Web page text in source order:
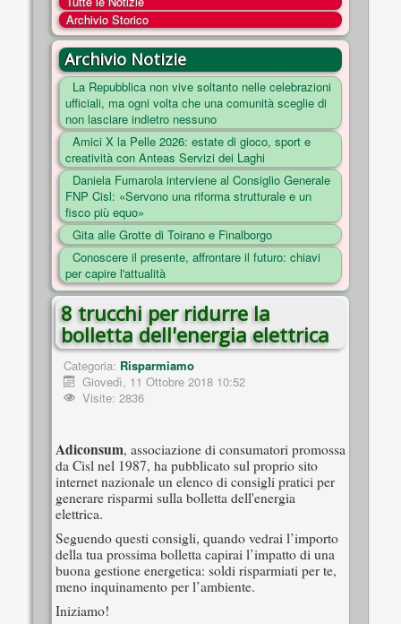
COSA FACCIAMO
ENTI
NOTIZIE
ESSENZIALI
MAPPA DEL SITO
CONVENZIONI
FOTO
SOCIAL
Archivio Storico
Archivio Notizie
La Repubblica non vive soltanto nelle celebrazioni
ufficiali, ma ogni volta che una comunità sceglie di
non lasciare indietro nessuno
Amici X la Pelle 2026: estate di gioco, sport e
creatività con Anteas Servizi dei Laghi
Daniela Fumarola interviene al Consiglio Generale
FNP Cisl: «Servono una riforma strutturale e un
fisco più equo»
Gita alle Grotte di Toirano e Finalborgo
Conoscere il presente, affrontare il futuro: chiavi
per capire l'attualità
8 trucchi per ridurre la
bolletta dell'energia elettrica
Categoria: Risparmiamo
Giovedì, 11 Ottobre 2018 10:52
Visite: 2836
Adiconsum, associazione di consumatori promossa
da Cisl nel 1987, ha pubblicato sul proprio sito
internet nazionale un elenco di consigli pratici per
generare risparmi sulla bolletta dell'energia
elettrica.
Seguendo questi consigli, quando vedrai l’importo
della tua prossima bolletta capirai l’impatto di una
buona gestione energetica: soldi risparmiati per te,
meno inquinamento per l’ambiente.
Iniziamo!